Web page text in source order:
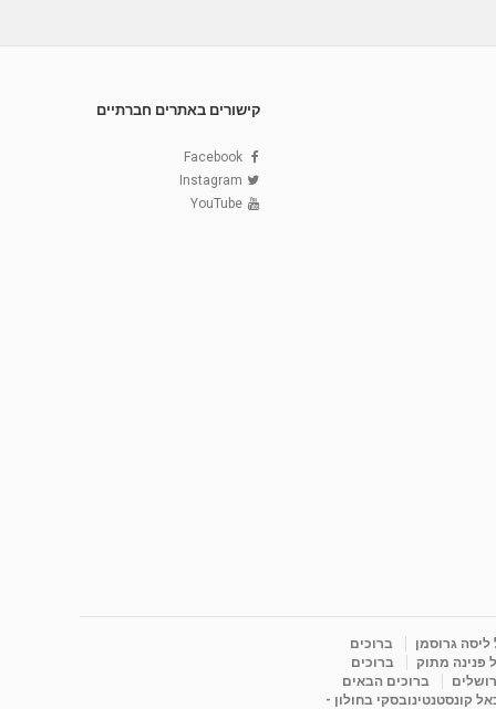
קישורים באתרים חברתיים
Facebook
Instagram
YouTube
גרוסמן
ברוכים
פנינה מתוק
ברוכים
ברוכים הבאים
קונסטנטינובסקי בחולון -